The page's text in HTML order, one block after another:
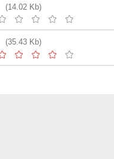
(14.02 Kb)
(35.43 Kb)